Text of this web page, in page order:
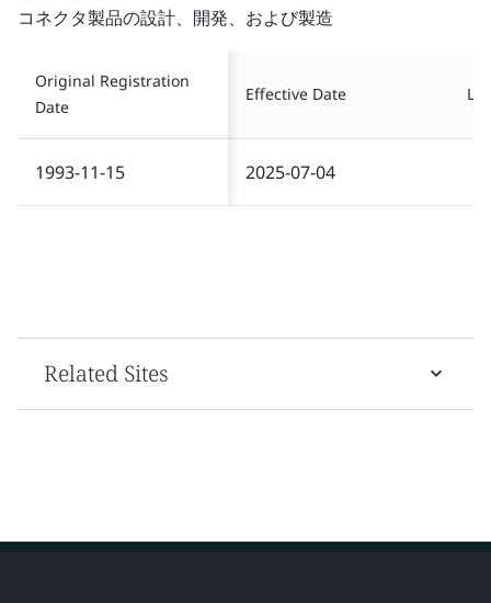
コネクタ製品の設計、開発、および製造
Original Registration
Date
Effective Date
1993-11-15 2025-07-04
Related Sites